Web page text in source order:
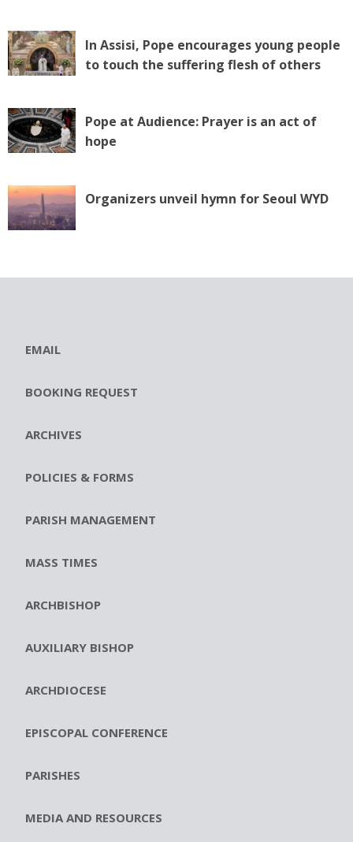
In Assisi, Pope encourages young people
to touch the suffering flesh of others
Pope at Audience: Prayer is an act of
hope
Organizers unveil hymn for Seoul WYD
EMAIL
BOOKING REQUEST
ARCHIVES
POLICIES & FORMS
PARISH MANAGEMENT
MASS TIMES
ARCHBISHOP
AUXILIARY BISHOP
ARCHDIOCESE
EPISCOPAL CONFERENCE
PARISHES
MEDIA AND RESOURCES